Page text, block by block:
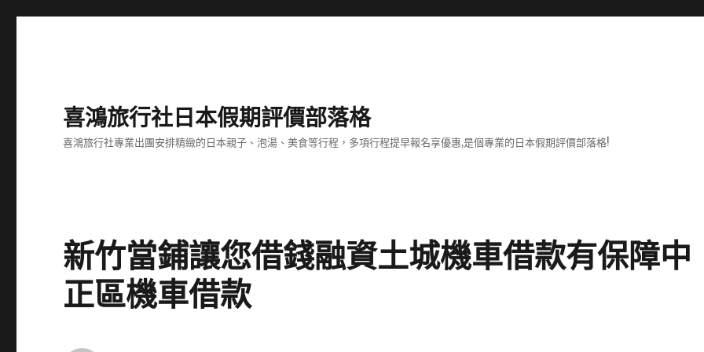
喜鴻旅行社日本假期評價部落格
喜鴻旅行社專業出團安排精緻的日本親子、泡湯、美食等行程，多項行程提早報名享優惠,是個專業的日本假期評價部落格!
新竹當鋪讓您借錢融資土城機車借款有保障中
正區機車借款